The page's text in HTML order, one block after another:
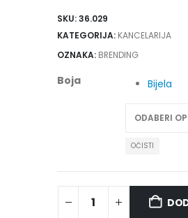
SKU:36.029
KATEGORIJA: KANCELARIJA
OZNAKA: BRENDING
Boja Bijela
OČISTI